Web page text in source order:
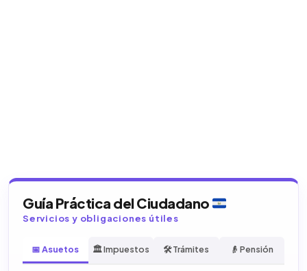
Guía Práctica del Ciudadano
Servicios y obligaciones útiles
📅 Asuetos 🏛️ Impuestos 🛠️ Trámites 👴 Pensión